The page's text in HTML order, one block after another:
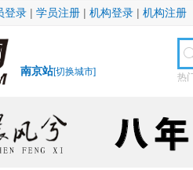
登录 | 学员注册 | 机构登录 | 机构注册
南京站[切换城市] 热